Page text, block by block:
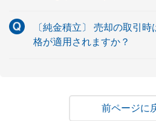
〔純金積立〕 売却の取引
格が適用されますか？